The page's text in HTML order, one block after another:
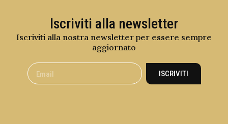
Iscriviti alla newsletter
Iscriviti alla nostra newsletter per essere sempre
aggiornato
ISCRIVITI